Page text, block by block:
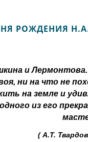
РОЖДЕНИЯ
и
ни на что не
на земле и
из его
( А.Т.